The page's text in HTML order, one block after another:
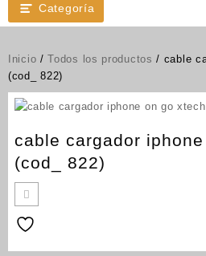
Categoría
Inicio /Todos los productos / cable
(cod_ 822)
cable cargador
(cod_ 822)